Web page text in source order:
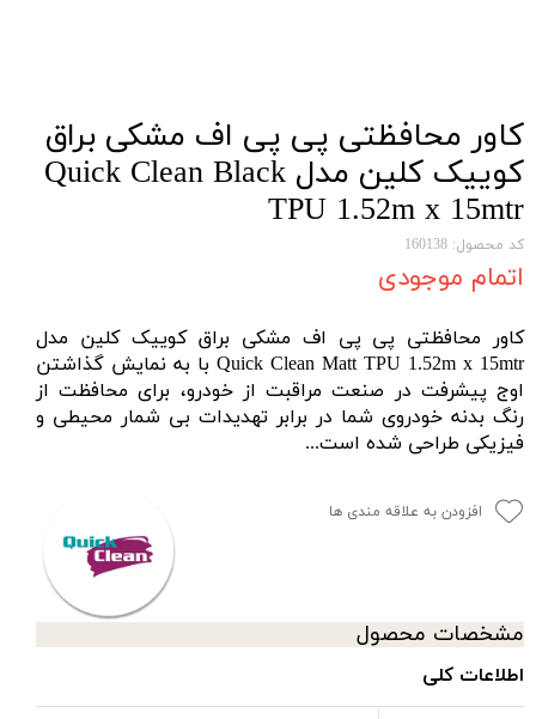
کاور محافظتی پی پی اف مشکی براق
کوییک کلین مدل Quick Clean Black
TPU 1.52m x 15mtr
کد محصول: 160138
اتمام موجودی
کاور محافظتی پی پی اف مشکی براق کوییک کلین مدل
Quick Clean Matt TPU 1.52m x 15mtr با به نمایش گذاشتن
اوج پیشرفت در صنعت مراقبت از خودرو، برای محافظت از
رنگ بدنه خودروی شما در برابر تهدیدات بی شمار محیطی و
فیزیکی طراحی شده است...
افزودن به علاقه مندی ها
مشخصات محصول
اطلاعات کلی